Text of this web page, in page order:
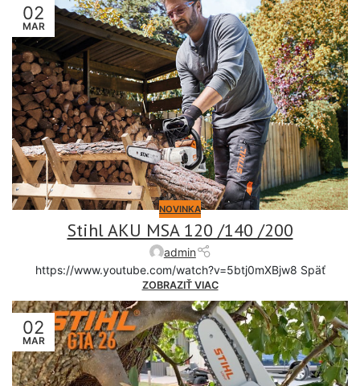
02
MAR
NOVINKA
Stihl AKU MSA 120 /140 /200
admin
https://www.youtube.com/watch?v=5btj0mXBjw8 Späť
ZOBRAZIŤ VIAC
02
MAR